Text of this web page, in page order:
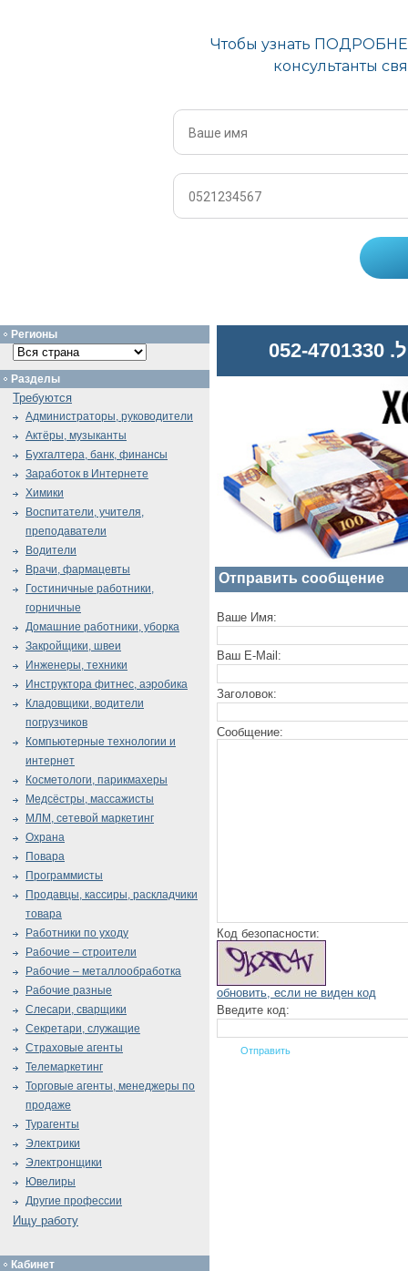
Отправить сообщение
Ваше Имя:
Ваш E-Mail:
Заголовок:
Сообщение:
Код безопасности:
обновить, если не виден код
Введите код:
Регионы
Разделы
Требуются
Администраторы, руководители
Актёры, музыканты
Бухгалтера, банк, финансы
Заработок в Интернете
Химики
Воспитатели, учителя,
преподаватели
Водители
Врачи, фармацевты
Гостиничные работники,
горничные
Домашние работники, уборка
Закройщики, швеи
Инженеры, техники
Инструктора фитнес, аэробика
Кладовщики, водители
погрузчиков
Компьютерные технологии и
интернет
Косметологи, парикмахеры
Медсёстры, массажисты
МЛМ, сетевой маркетинг
Охрана
Повара
Программисты
Продавцы, кассиры, раскладчики
товара
Работники по уходу
Рабочие – строители
Рабочие – металлообработка
Рабочие разные
Слесари, сварщики
Секретари, служащие
Страховые агенты
Телемаркетинг
Торговые агенты, менеджеры по
продаже
Турагенты
Электрики
Электронщики
Ювелиры
Другие профессии
Ищу работу
Кабинет